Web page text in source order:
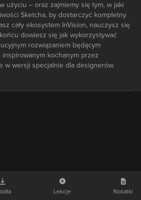
użyciu – oraz zajmiemy się tym, w jaki
Sketcha, by dostarczyć kompletny
cały ekosystem InVision, nauczysz się
dowiesz się jak wykorzystywać
rozwiązaniem będącym
kochanym przez
w wersji specjalnie dla designerów.
Lekcje Notatki